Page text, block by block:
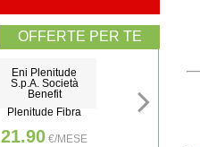
Eni Plenitude
S.p.A. Società
Benefit
Plenitude Fibra
21.90 €/MESE